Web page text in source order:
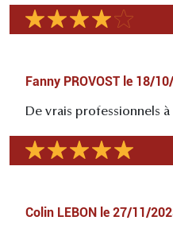
Fanny PROVOST le 18/
De vrais professionnels
Colin LEBON le 27/11/